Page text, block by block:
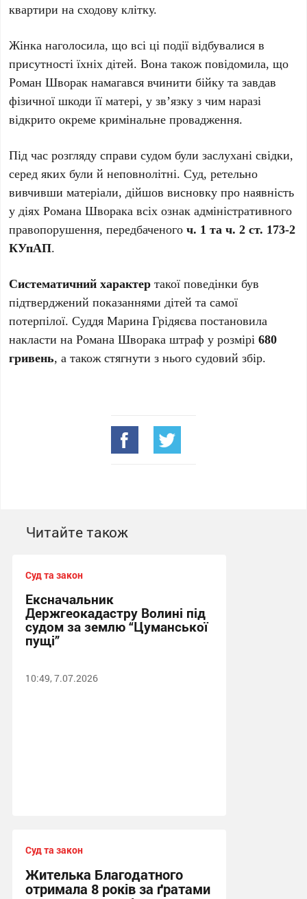
квартири на сходову клітку.
Жінка наголосила, що всі ці події відбувалися в
присутності їхніх дітей. Вона також повідомила, що
Роман Шворак намагався вчинити бійку та завдав
фізичної шкоди її матері, у зв’язку з чим наразі
відкрито окреме кримінальне провадження.
Під час розгляду справи судом були заслухані свідки,
серед яких були й неповнолітні. Суд, ретельно
вивчивши матеріали, дійшов висновку про наявність
у діях Романа Шворака всіх ознак адміністративного
правопорушення, передбаченогоч. 1 та ч. 2 ст. 173-2
КУпАП.
Систематичний характер такої поведінки був
підтверджений показаннями дітей та самої
потерпілої. Суддя Марина Грідяєва постановила
накласти на Романа Шворака штраф у розмірі680
гривень, а також стягнути з нього судовий збір.
Читайте також
Суд та закон
Ексначальник
Держгеокадастру Волині під
судом за землю “Цуманської
пущі”
10:49, 7.07.2026
Суд та закон
Жителька Благодатного
отримала 8 років за ґратами